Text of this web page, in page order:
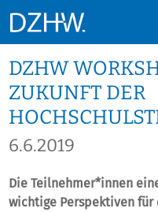
DZHW
ZUKUNFT DER
6.6.2019
Die Teilnehmer*innen
wichtige Perspektiven für